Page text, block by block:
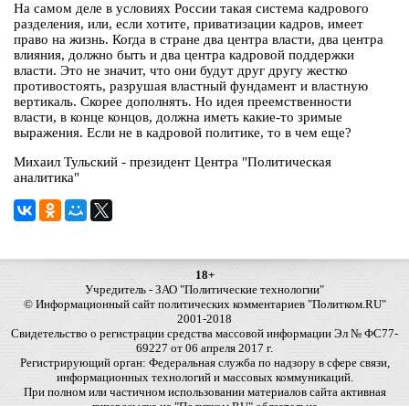
На самом деле в условиях России такая система кадрового
разделения, или, если хотите, приватизации кадров, имеет
право на жизнь. Когда в стране два центра власти, два центра
влияния, должно быть и два центра кадровой поддержки
власти. Это не значит, что они будут друг другу жестко
противостоять, разрушая властный фундамент и властную
вертикаль. Скорее дополнять. Но идея преемственности
власти, в конце концов, должна иметь какие-то зримые
выражения. Если не в кадровой политике, то в чем еще?
Михаил Тульский - президент Центра "Политическая
аналитика"
18+
Учредитель - ЗАО "Политические технологии"
© Информационный сайт политических комментариев "Политком.RU"
2001-2018
Свидетельство о регистрации средства массовой информации Эл № ФС77-
69227 от 06 апреля 2017 г.
Регистрирующий орган: Федеральная служба по надзору в сфере связи,
информационных технологий и массовых коммуникаций.
При полном или частичном использовании материалов сайта активная